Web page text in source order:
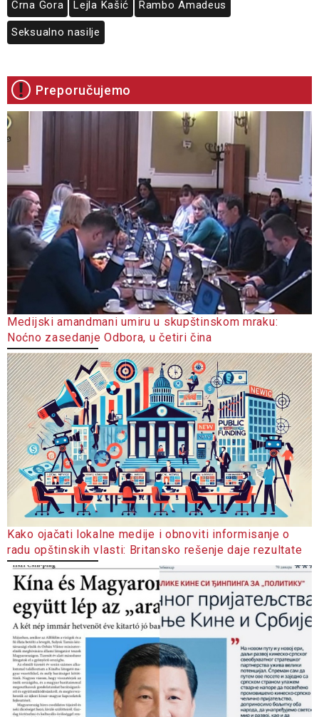
Crna Gora Lejla Kašić Rambo Amadeus
Seksualno nasilje
Preporučujemo
Medijski amandmani umiru u skupštinskom mraku:
Noćno zasedanje Odbora, u četiri čina
Kako ojačati lokalne medije i obnoviti informisanje o
radu opštinskih vlasti: Britansko rešenje daje rezultate